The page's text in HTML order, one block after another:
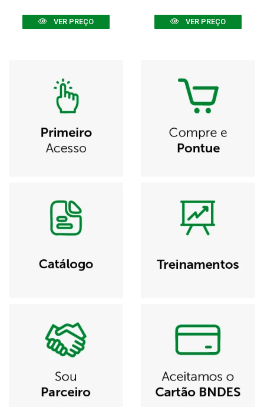
VER PREÇO VER PREÇO